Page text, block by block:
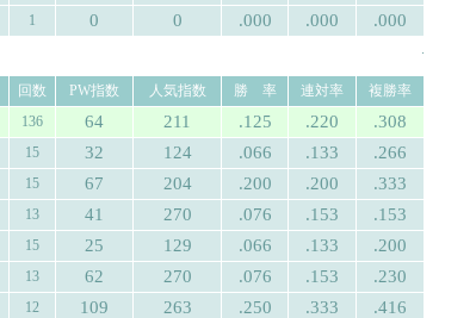
1 0 0 .000 .000 .000
.
回数 PW指数 人気指数 勝 率 連対率
複勝率
136 64 211 .125 .220 .308
15 32 124 .066 .133 .266
15 67 204 .200 .200 .333
13 41 270 .076 .153 .153
15 25 129 .066 .133 .200
13 62 270 .076 .153 .230
12 109 263 .250 .333 .416